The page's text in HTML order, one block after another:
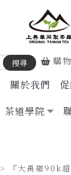
購
關於我們
茶道學院
> 『大禹嶺90k